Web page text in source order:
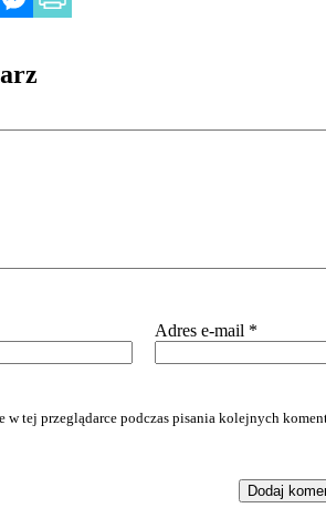
Adres e-mail *
w tej przeglądarce podczas pisania kolejnych